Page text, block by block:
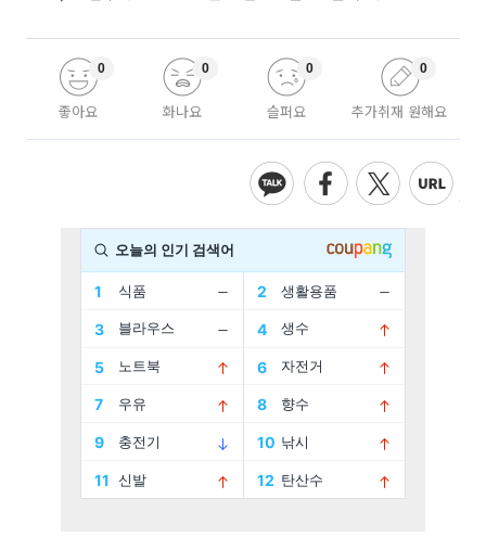
좋아요
0
화나요
0
슬퍼요
0
추가취재 원해요
0